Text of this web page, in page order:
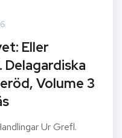
Eller
Delagardiska
Volume 3
Ur Grefl.